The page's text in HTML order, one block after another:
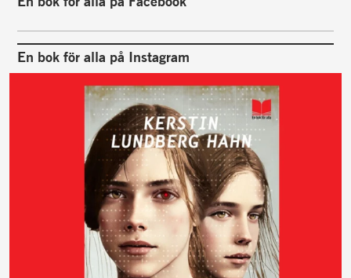
En bok för alla på Instagram